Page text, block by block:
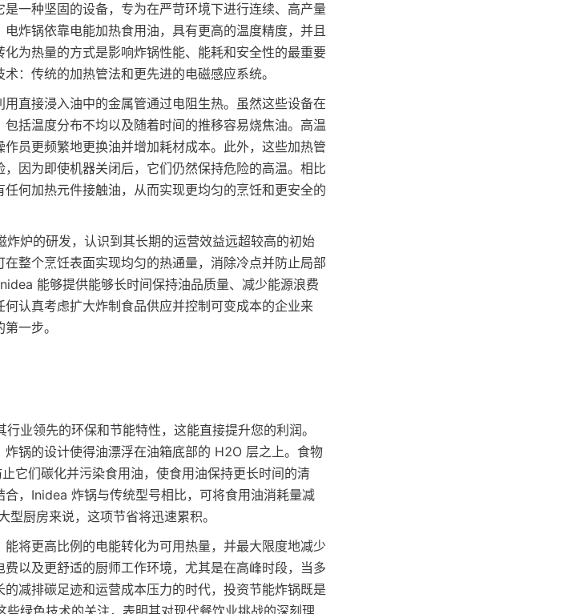
一种坚固的设备，专为在严苛环境下进行连续、高产量
炸锅依靠电能加热食用油，具有更高的温度精度，并且
为热量的方式是影响炸锅性能、能耗和安全性的最重要
：传统的加热管法和更先进的电磁感应系统。
直接浸入油中的金属管通过电阻生热。虽然这些设备在
括温度分布不均以及随着时间的推移容易烧焦油。高温
员更频繁地更换油并增加耗材成本。此外，这些加热管
因为即使机器关闭后，它们仍然保持危险的高温。相比
何加热元件接触油，从而实现更均匀的烹饪和更安全的
炉的研发，认识到其长期的运营效益远超较高的初始
整个烹饪表面实现均匀的热通量，消除冷点并防止局部
能够提供能够长时间保持油品质量、减少能源浪费
认真考虑扩大炸制食品供应并控制可变成本的企业来
一步。
业领先的环保和节能特性，这能直接提升您的利润。
锅的设计使得油漂浮在油箱底部的 H2O 层之上。食物
它们碳化并污染食用油，使食用油保持更长时间的清
，Inidea 炸锅与传统型号相比，可将食用油消耗量减
厨房来说，这项节省将迅速累积。
将更高比例的电能转化为可用热量，并最大限度地减少
以及更舒适的厨师工作环境，尤其是在高峰时段，当多
减排碳足迹和运营成本压力的时代，投资节能炸锅既是
绿色技术的关注，表明其对现代餐饮业挑战的深刻理